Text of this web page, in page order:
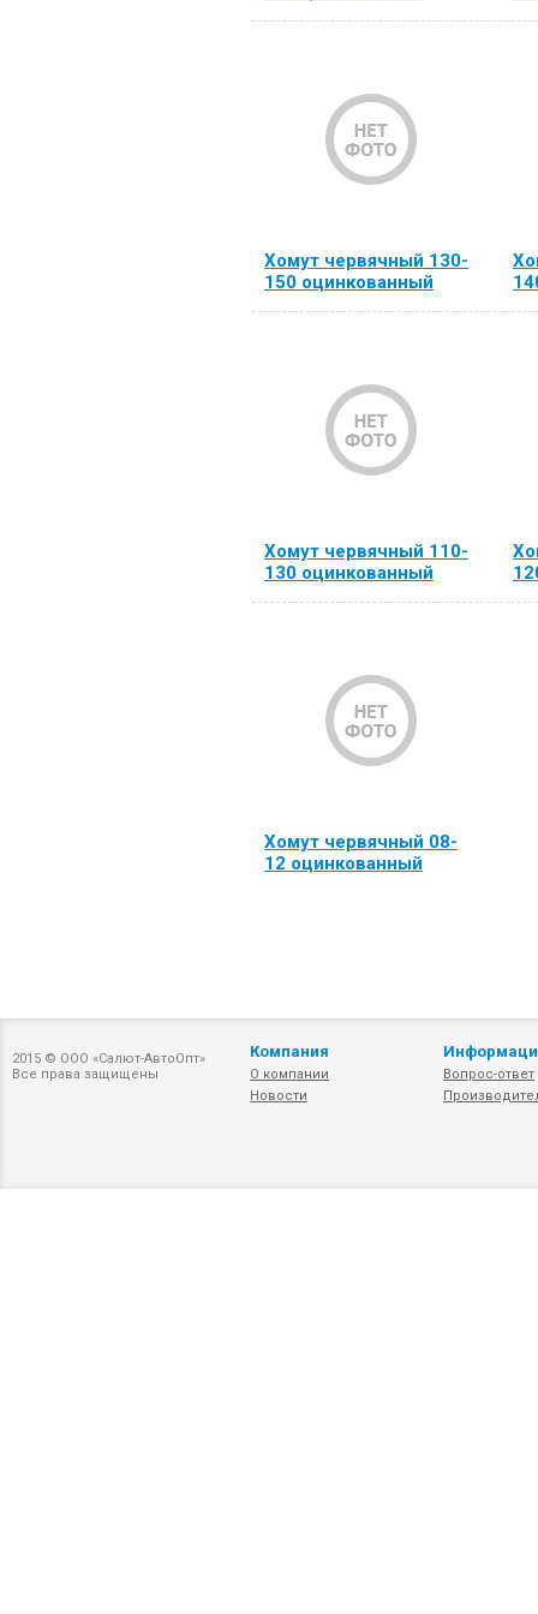
Хомут червячный 130-
150 оцинкованный
Хомут червячный 110-
130 оцинкованный
Хомут червячный 08-
12 оцинкованный
2015 © ООО «Салют-АвтоОпт»
Все права защищены
Компания
О компании
Новости
Вопрос-ответ